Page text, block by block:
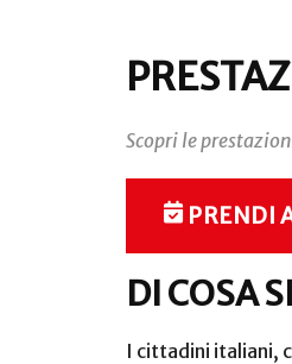
Scopri le
PRENDI
DI COSA
I cittadini italiani,